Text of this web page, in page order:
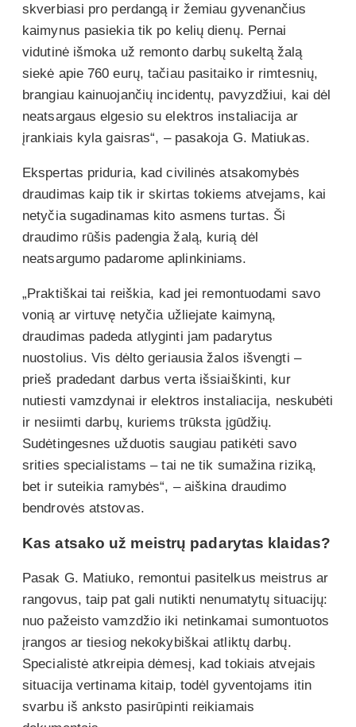
skverbiasi pro perdangą ir žemiau gyvenančius
kaimynus pasiekia tik po kelių dienų. Pernai
vidutinė išmoka už remonto darbų sukeltą žalą
siekė apie 760 eurų, tačiau pasitaiko ir rimtesnių,
brangiau kainuojančių incidentų, pavyzdžiui, kai dėl
neatsargaus elgesio su elektros instaliacija ar
įrankiais kyla gaisras“, – pasakoja G. Matiukas.
Ekspertas priduria, kad civilinės atsakomybės
draudimas kaip tik ir skirtas tokiems atvejams, kai
netyčia sugadinamas kito asmens turtas. Ši
draudimo rūšis padengia žalą, kurią dėl
neatsargumo padarome aplinkiniams.
„Praktiškai tai reiškia, kad jei remontuodami savo
vonią ar virtuvę netyčia užliejate kaimyną,
draudimas padeda atlyginti jam padarytus
nuostolius. Vis dėlto geriausia žalos išvengti –
prieš pradedant darbus verta išsiaiškinti, kur
nutiesti vamzdynai ir elektros instaliacija, neskubėti
ir nesiimti darbų, kuriems trūksta įgūdžių.
Sudėtingesnes užduotis saugiau patikėti savo
srities specialistams – tai ne tik sumažina riziką,
bet ir suteikia ramybės“, – aiškina draudimo
bendrovės atstovas.
Kas atsako už meistrų padarytas klaidas?
Pasak G. Matiuko, remontui pasitelkus meistrus ar
rangovus, taip pat gali nutikti nenumatytų situacijų:
nuo pažeisto vamzdžio iki netinkamai sumontuotos
įrangos ar tiesiog nekokybiškai atliktų darbų.
Specialistė atkreipia dėmesį, kad tokiais atvejais
situacija vertinama kitaip, todėl gyventojams itin
svarbu iš anksto pasirūpinti reikiamais